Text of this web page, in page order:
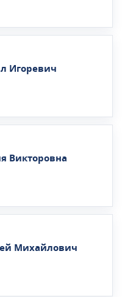
Игоревич
Викторовна
Михайлович